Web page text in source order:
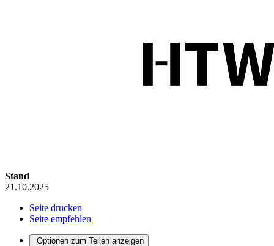
Stand
21.10.2025
Seite drucken
Seite empfehlen
Optionen zum Teilen anzeigen